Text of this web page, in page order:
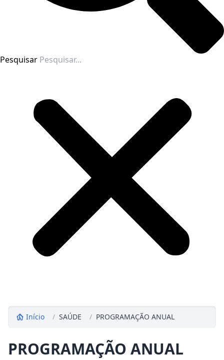
Pesquisar
Início / SAÚDE / PROGRAMAÇÃO ANUAL
PROGRAMAÇÃO ANUAL